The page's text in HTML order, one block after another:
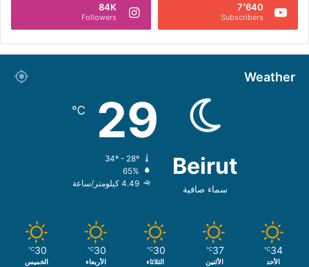
7٬640
Subscribers
84K
Followers
Weather
Beirut
سماء صافية
29
℃
65%
4.49 كيلومتر/ساعة
34
℃
الأحد
37
℃
الأثنين
30
℃
الثلاثاء
30
℃
الأربعاء
30
℃
الخميس